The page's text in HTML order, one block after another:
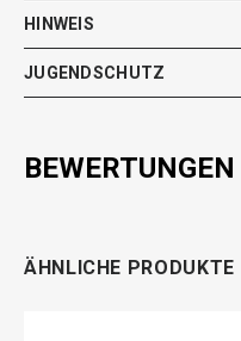
HINWEIS
JUGENDSCHUTZ
BEWERTUNGEN
ÄHNLICHE PRODUKTE